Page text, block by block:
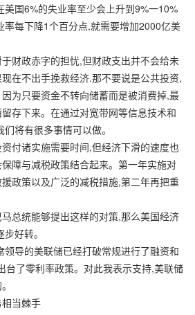
国6%的失业率至少会上升到9%一10%
率每下降1个百分点,就需要增加2000亿美
政赤字的担忧,但财政支出并不会给未
在不出手挽救经济.那不要说是公共投资,
为只要资金不转向储蓄而是被消费掉,最
存下来。在通过对宽带网等信息技术和
将有很多事情可以做。
诸实施需要时间,但经济下滑的速度也
障与减税政策结合起来。第一年实施对
政策以及广泛的减税措施,第二年再把重
统能够提出这样的对策,那么美国经济
好转。
导的美联储已经打破常规进行了融资和
台了零利率政策。对此我表示支持,美联储
当棘手